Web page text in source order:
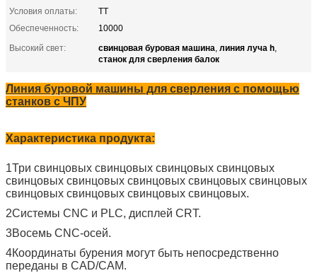
Условия оплаты:
ТТ
Обеспеченность:
10000
Высокий свет:
свинцовая буровая машина, линия луча h,
станок для сверления балок
Линия буровой машины для сверления с помощью
станков с ЧПУ
Характеристика продукта:
1Три свинцовых свинцовых свинцовых свинцовых
свинцовых свинцовых свинцовых свинцовых свинцовых
свинцовых свинцовых свинцовых свинцовых.
2Системы CNC и PLC, дисплей CRT.
3Восемь CNC-осей.
4Координаты бурения могут быть непосредственно
переданы в CAD/CAM.